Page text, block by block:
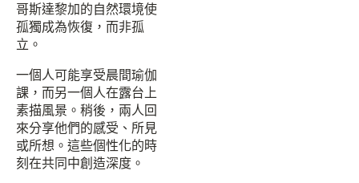
哥斯達黎加的自然環境使
孤獨成為恢復，而非孤
立。
一個人可能享受晨間瑜伽
課，而另一個人在露台上
素描風景。稍後，兩人回
來分享他們的感受、所見
或所想。這些個性化的時
刻在共同中創造深度。